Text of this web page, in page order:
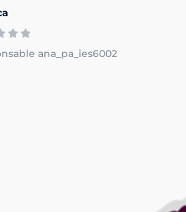
ana_pa_ies6002